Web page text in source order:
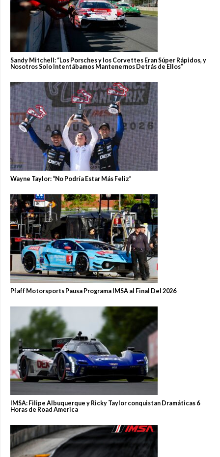
Sandy Mitchell: “Los Porsches y los Corvettes Eran Súper Rápidos, y
Nosotros Solo Intentábamos Mantenernos Detrás de Ellos”
Wayne Taylor: “No Podría Estar Más Feliz”
Pfaff Motorsports Pausa Programa IMSA al Final Del 2026
IMSA: Filipe Albuquerque y Ricky Taylor conquistan Dramáticas 6
Horas de Road America